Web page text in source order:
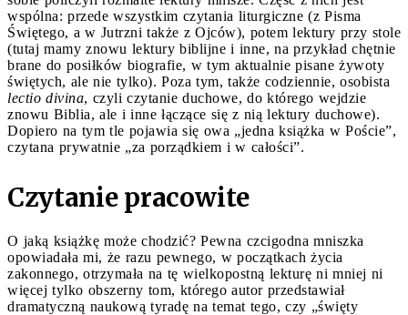
wspólna: przede wszystkim czytania liturgiczne (z Pisma
Świętego, a w Jutrzni także z Ojców), potem lektury przy stole
(tutaj mamy znowu lektury biblijne i inne, na przykład chętnie
brane do posiłków biografie, w tym aktualnie pisane żywoty
świętych, ale nie tylko). Poza tym, także codziennie, osobista
lectio divina, czyli czytanie duchowe, do którego wejdzie
znowu Biblia, ale i inne łączące się z nią lektury duchowe).
Dopiero na tym tle pojawia się owa „jedna książka w Poście”,
czytana prywatnie „za porządkiem i w całości”.
Czytanie pracowite
O jaką książkę może chodzić? Pewna czcigodna mniszka
opowiadała mi, że razu pewnego, w początkach życia
zakonnego, otrzymała na tę wielkopostną lekturę ni mniej ni
więcej tylko obszerny tom, którego autor przedstawiał
dramatyczną naukową tyradę na temat tego, czy „święty